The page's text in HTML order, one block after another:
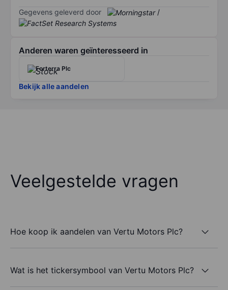
Gegevens geleverd door /
Anderen waren geïnteresseerd in
Forterra Plc
Bekijk alle aandelen
Veelgestelde vragen
Hoe koop ik aandelen van Vertu Motors Plc?
Wat is het tickersymbool van Vertu Motors Plc?